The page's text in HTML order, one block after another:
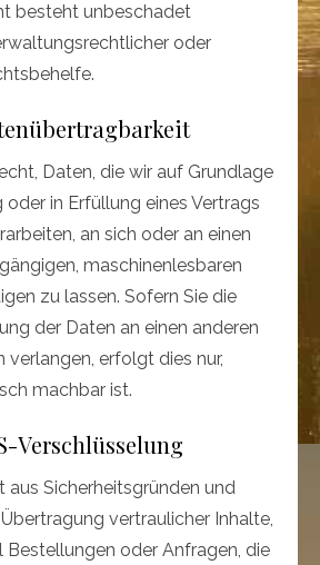
besteht unbeschadet
oder
Daten, die wir auf Grundlage
oder in Erfüllung eines Vertrags
an sich oder an einen
maschinenlesbaren
zu lassen. Sofern Sie die
der Daten an einen anderen
verlangen, erfolgt dies nur,
machbar ist.
Verschlüsselung
aus Sicherheitsgründen und
vertraulicher Inhalte,
Bestellungen oder Anfragen, die